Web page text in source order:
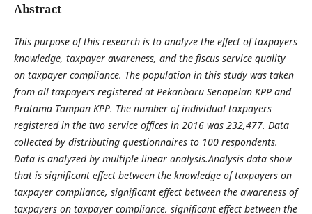
Abstract
This purpose of this research is to analyze the effect of taxpayers
knowledge, taxpayer awareness, and the fiscus service quality
on taxpayer compliance. The population in this study was taken
from all taxpayers registered at Pekanbaru Senapelan KPP and
Pratama Tampan KPP. The number of individual taxpayers
registered in the two service offices in 2016 was 232,477. Data
collected by distributing questionnaires to 100 respondents.
Data is analyzed by multiple linear analysis.Analysis data show
that is significant effect between the knowledge of taxpayers on
taxpayer compliance, significant effect between the awareness of
taxpayers on taxpayer compliance, significant effect between the